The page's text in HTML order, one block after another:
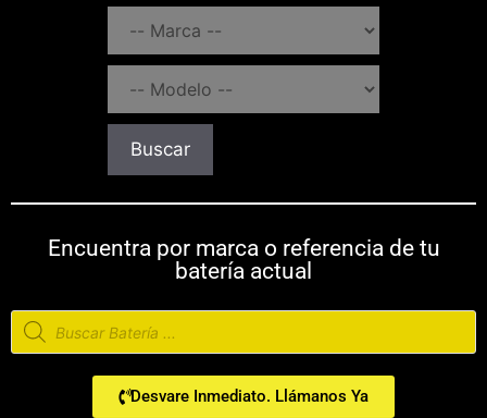
Buscar
Encuentra por marca o referencia de tu
batería actual
Desvare Inmediato. Llámanos Ya